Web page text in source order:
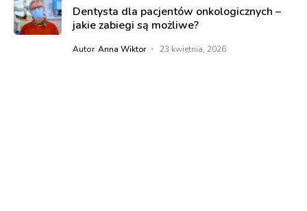
Dentysta dla pacjentów onkologicznych –
jakie zabiegi są możliwe?
Autor Anna Wiktor 23 kwietnia, 2026